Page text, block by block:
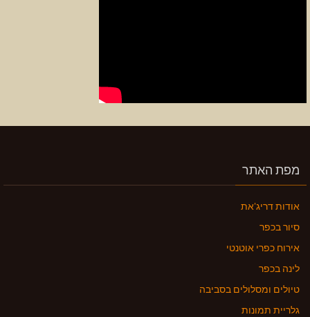
מפת האתר
אודות דריג'את
סיור בכפר
אירוח כפרי אוטנטי
לינה בכפר
טיולים ומסלולים בסביבה
גלריית תמונות